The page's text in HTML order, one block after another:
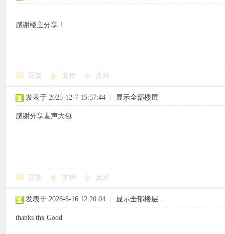
感谢楼主分享！
回复 支持 反对
发表于 2025-12-7 15:57:44 显示全部楼层
感谢分享蜚声大包
回复 支持 反对
发表于 2026-6-16 12:20:04 显示全部楼层
thanks thx Good